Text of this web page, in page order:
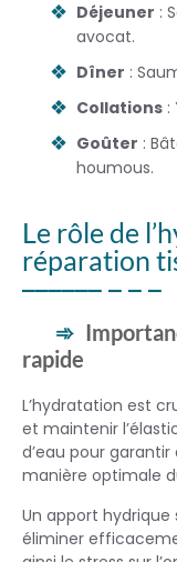
Déjeuner :
avocat.
Dîner :
Collations :
Goûter :
houmous.
Le rôle de
réparation
rapide
L’hydratation est
et maintenir
d’eau pour
manière optimale
Un apport
éliminer